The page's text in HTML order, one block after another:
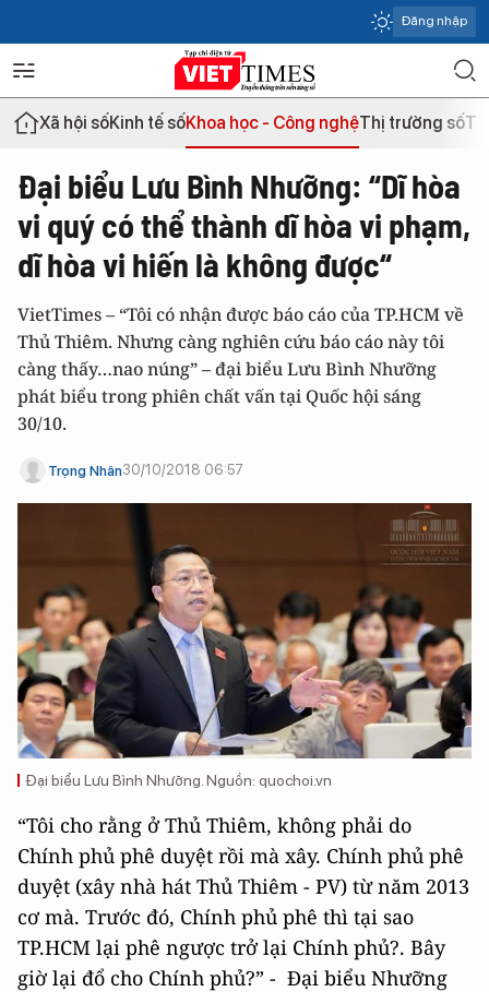
Đăng nhập
Xã hội sốKinh tế sốKhoa học - Công nghệThị trường số
Đại biểu Lưu Bình Nhưỡng: “Dĩ hòa
vi quý có thể thành dĩ hòa vi phạm,
dĩ hòa vi hiến là không được“
VietTimes – “Tôi có nhận được báo cáo của TP.HCM về
Thủ Thiêm. Nhưng càng nghiên cứu báo cáo này tôi
càng thấy…nao núng” – đại biểu Lưu Bình Nhưỡng
phát biểu trong phiên chất vấn tại Quốc hội sáng
30/10.
Trọng Nhân30/10/2018 06:57
Đại biểu Lưu Bình Nhưỡng. Nguồn: quochoi.vn
“Tôi cho rằng ở Thủ Thiêm, không phải do
Chính phủ phê duyệt rồi mà xây. Chính phủ phê
duyệt (xây nhà hát Thủ Thiêm - PV) từ năm 2013
cơ mà. Trước đó, Chính phủ phê thì tại sao
TP.HCM lại phê ngược trở lại Chính phủ?. Bây
giờ lại đổ cho Chính phủ?” - Đại biểu Nhưỡng